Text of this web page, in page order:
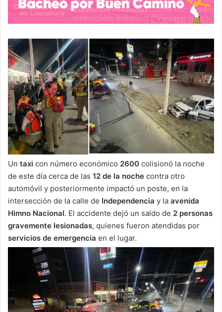
Un taxi con número económico 2600 colisionó la noche
de este día cerca de las 12 de la noche contra otro
automóvil y posteriormente impactó un poste, en la
intersección de la calle de Independencia y la avenida
Himno Nacional. El accidente dejó un saldo de 2 personas
gravemente lesionadas, quienes fueron atendidas por
servicios de emergencia en el lugar.